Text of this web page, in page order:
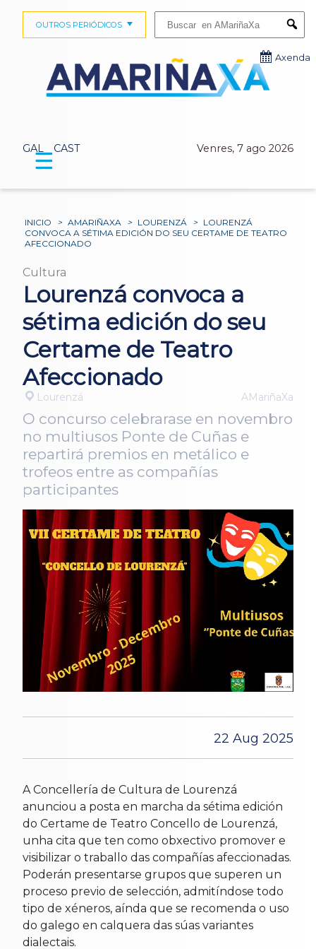
GAL CAST Venres, 7 ago 2026
OUTROS PERIÓDICOS
Axenda
☰
INICIO > AMARIÑAXA > LOURENZÁ > LOURENZÁ
CONVOCA A SÉTIMA EDICIÓN DO SEU CERTAME DE TEATRO
AFECCIONADO
Cultura
Lourenzá convoca a
sétima edición do seu
Certame de Teatro
Afeccionado
Lourenzá AMariñaXa
O concurso celebrarase en novembro
no multiusos Ponte de Cuñas e
repartirá premios en metálico e
trofeos entre as compañías
participantes
22 Aug 2025
A Concellería de Cultura de Lourenzá
anunciou a posta en marcha da sétima edición
do Certame de Teatro Concello de Lourenzá,
unha cita que ten como obxectivo promover e
visibilizar o traballo das compañías afeccionadas.
Poderán presentarse grupos que superen un
proceso previo de selección, admitíndose todo
tipo de xéneros, aínda que se recomenda o uso
do galego en calquera das súas variantes
dialectais.